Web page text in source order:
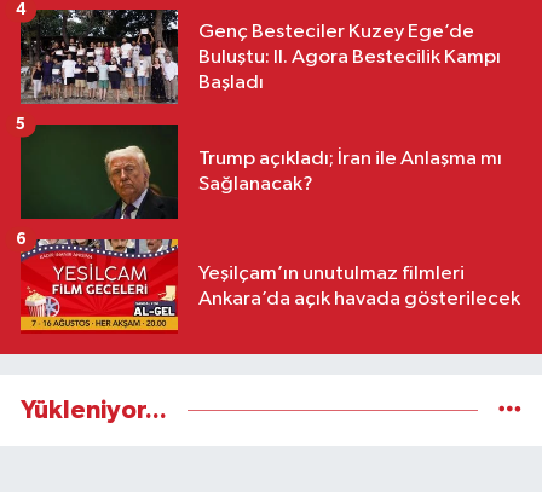
Genç Besteciler Kuzey Ege’de
Buluştu: II. Agora Bestecilik Kampı
Başladı
4
Trump açıkladı; İran ile Anlaşma mı
Sağlanacak?
5
Yeşilçam’ın unutulmaz filmleri
Ankara’da açık havada gösterilecek
6
Yükleniyor...